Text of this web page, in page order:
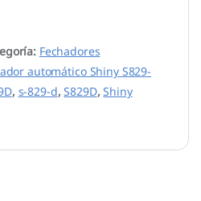
Fechadores
automático Shiny S829-
, s-829-d,S829D,Shiny